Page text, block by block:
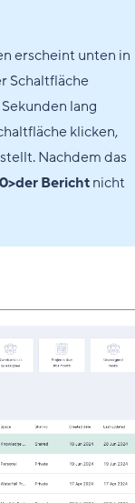
erscheint unten in
Schaltfläche
lang
klicken,
Nachdem das
Berichtnicht